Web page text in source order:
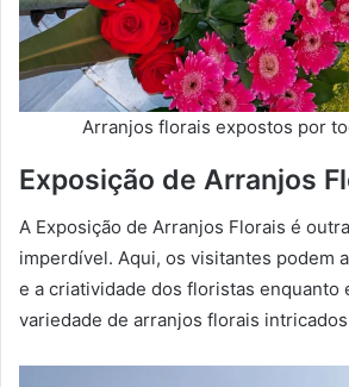
Arranjos florais expostos por
Exposição de Arranjos
A Exposição de Arranjos Florais é
imperdível. Aqui, os visitantes podem
e a criatividade dos floristas enquanto
variedade de arranjos florais